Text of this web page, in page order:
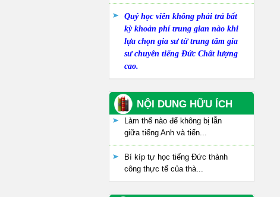
Quý học viên không phải trả bất
kỳ khoản phí trung gian nào khi
lựa chọn gia sư từ trung tâm gia
sư chuyên tiếng Đức Chất lượng
cao.
NỘI DUNG HỮU ÍCH
Làm thế nào để không bị lẫn
giữa tiếng Anh và tiến...
Bí kíp tự học tiếng Đức thành
công thực tế của thà...